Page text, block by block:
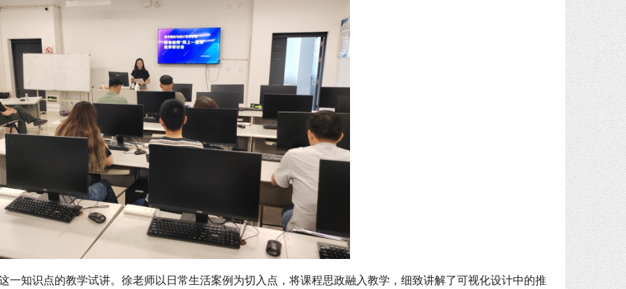
知识点的教学试讲。徐老师以日常生活案例为切入点，将课程思政融入教学，细致讲解了可视化设计中的推